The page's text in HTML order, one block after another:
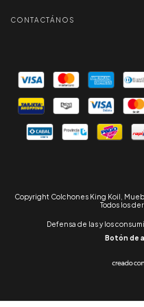
CONTACTÁNOS
Copyright Colchones King Koil,
Todos los
Defensa de las y los
Botón de